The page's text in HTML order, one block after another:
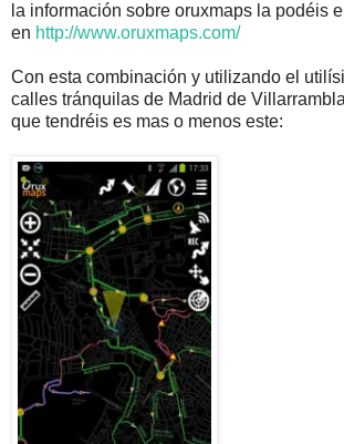
la información sobre oruxmaps la podéis
en http://www.oruxmaps.com/
Con esta combinación y utilizando el
calles tránquilas de Madrid de
que tendréis es mas o menos este: